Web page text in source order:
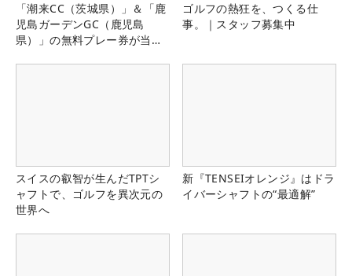
「潮来CC（茨城県）」＆「鹿
児島ガーデンGC（鹿児島
県）」の無料プレー券が当た
ゴルフの熱狂を、つくる仕
事。｜スタッフ募集中
スイスの叡智が生んだTPTシ
ャフトで、ゴルフを異次元の
世界へ
新『TENSEIオレンジ』はドラ
イバーシャフトの“最適解”